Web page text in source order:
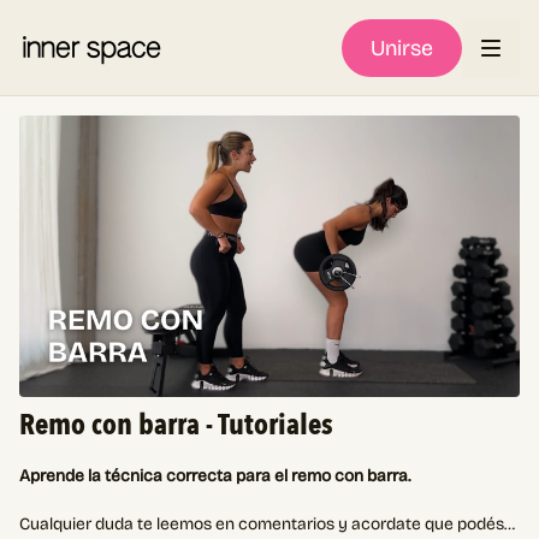
Unirse
Remo con barra - Tutoriales
Aprende la técnica correcta para el remo con barra.
Cualquier duda te leemos en comentarios y acordate que podés